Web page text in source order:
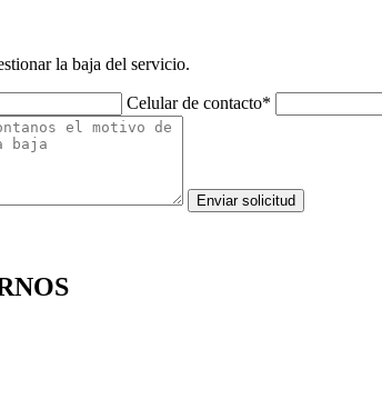
la baja del servicio.
Celular de contacto*
Enviar solicitud